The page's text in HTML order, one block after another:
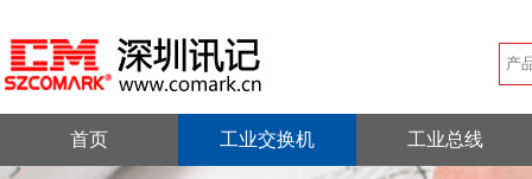
首页 工业交换机 工业总线